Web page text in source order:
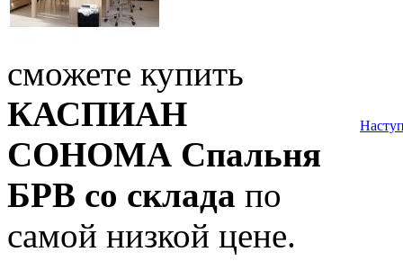
сможете купить
КАСПИАН
СОНОМА Спальня
БРВ со склада по
самой низкой цене.